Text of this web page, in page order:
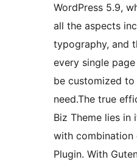
WordPress 5.9,
all the aspects
typography, and
every single
be customized
need.The true
Biz Theme lies
with combination
Plugin. With